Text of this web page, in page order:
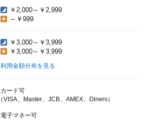
￥2,000～￥2,999
～￥999
￥3,000～￥3,999
￥3,000～￥3,999
利用金額分布を見る
カード可
（VISA、Master、JCB、AMEX、Diners）
電子マネー可